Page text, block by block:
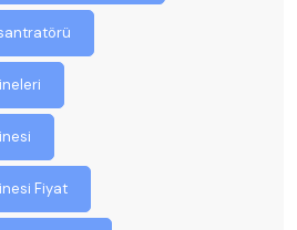
Fiyat